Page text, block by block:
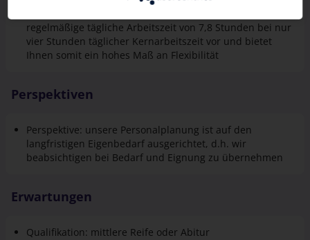
regelmäßige tägliche Arbeitszeit von 7,8 Stunden bei nur
vier Stunden täglicher Kernarbeitszeit vor und bietet
Ihnen somit ein hohes Maß an Flexibilität
Perspektiven
Perspektive: unsere Personalplanung ist auf den
langfristigen Eigenbedarf ausgerichtet, d.h. wir
beabsichtigen bei Bedarf und Eignung zu übernehmen
Erwartungen
Qualifikation: mittlere Reife oder Abitur